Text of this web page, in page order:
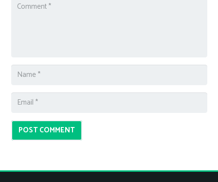
POST COMMENT